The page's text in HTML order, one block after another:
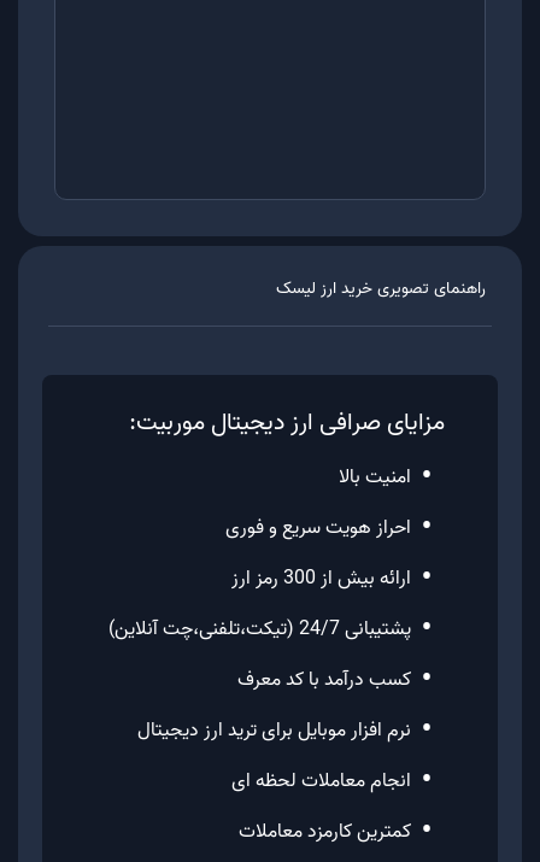
راهنمای تصویری خرید ارز لیسک
مزایای صرافی ارز دیجیتال موربیت:
• امنیت بالا
• احراز هویت سریع و فوری
• ارائه بیش از 300 رمز ارز
• پشتیبانی 24/7 (تیکت،تلفنی،چت آنلاین)
• کسب درآمد با کد معرف
• نرم افزار موبایل برای ترید ارز دیجیتال
• انجام معاملات لحظه ای
• کمترین کارمزد معاملات